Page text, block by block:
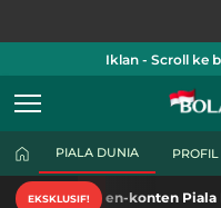
Iklan - Scroll ke
PIALA DUNIA PROFIL
EKSKLUSIF!
konten Piala Dunia 2026